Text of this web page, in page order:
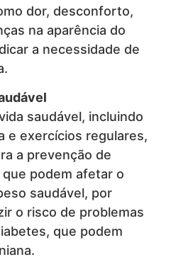
dor, desconforto,
na aparência do
a necessidade de
saudável, incluindo
e exercícios regulares,
a prevenção de
podem afetar o
saudável, por
o risco de problemas
que podem